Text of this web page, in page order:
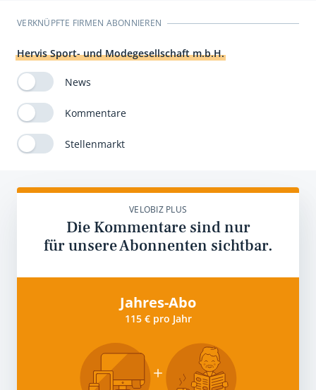
VERKNÜPFTE FIRMEN ABONNIEREN
Hervis Sport- und Modegesellschaft m.b.H.
News
Kommentare
Stellenmarkt
VELOBIZ PLUS
Die Kommentare sind nur
für unsere Abonnenten sichtbar.
Jahres-Abo
115 € pro Jahr